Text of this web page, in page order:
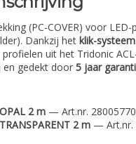
(PC-COVER) voor
Dankzij het klik-systeem
uit het Tridonic
en gedekt door 5 jaar
2 m — Art.nr. 28005770
2 m — Art.nr.